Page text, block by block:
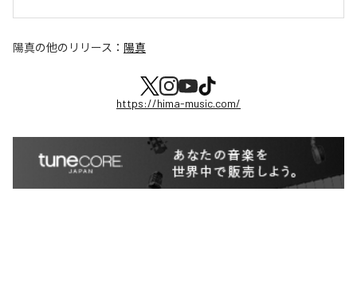
陽真の他のリリース： 陽真
https://hima-music.com/